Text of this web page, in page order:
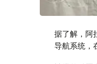
据了解，阿
导航系统，